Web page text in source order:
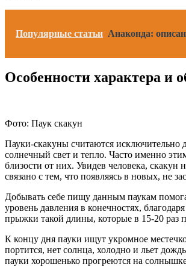
Популярные статьи Анаконда:
Особенности характера и
Фото: Паук скакун
Пауки-скакуны считаются исключительно
солнечный свет и тепло. Часто именно
близости от них. Увидев человека,
связано с тем, что появляясь в новых, не
Добывать себе пищу данным паукам
уровень давления в конечностях,
прыжки такой длины, которые в 15-20 раз
К концу дня пауки ищут укромное
портится, нет солнца, холодно и льет
пауки хорошенько прогреются на